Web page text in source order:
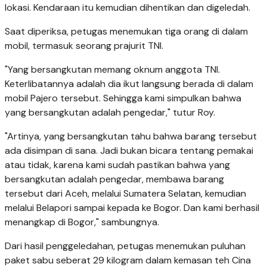
lokasi. Kendaraan itu kemudian dihentikan dan digeledah.
Saat diperiksa, petugas menemukan tiga orang di dalam
mobil, termasuk seorang prajurit TNI.
"Yang bersangkutan memang oknum anggota TNI.
Keterlibatannya adalah dia ikut langsung berada di dalam
mobil Pajero tersebut. Sehingga kami simpulkan bahwa
yang bersangkutan adalah pengedar," tutur Roy.
"Artinya, yang bersangkutan tahu bahwa barang tersebut
ada disimpan di sana. Jadi bukan bicara tentang pemakai
atau tidak, karena kami sudah pastikan bahwa yang
bersangkutan adalah pengedar, membawa barang
tersebut dari Aceh, melalui Sumatera Selatan, kemudian
melalui Belapori sampai kepada ke Bogor. Dan kami berhasil
menangkap di Bogor," sambungnya.
Dari hasil penggeledahan, petugas menemukan puluhan
paket sabu seberat 29 kilogram dalam kemasan teh Cina